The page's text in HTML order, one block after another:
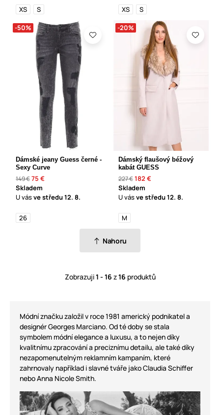
XS S XS S
-50%
Dámské jeany Guess černé -
Sexy Curve
149 €75 €
Skladem
U vásve středu12. 8.
26
-20%
Dámský flaušový béžový
kabát GUESS
227 €182 €
Skladem
U vásve středu12. 8.
M
Nahoru
Zobrazuji1 - 16 z16 produktů
Módní značku založil v roce 1981 americký podnikatel a
designér Georges Marciano. Od té doby se stala
symbolem módní elegance a luxusu, a to nejen díky
kvalitnímu zpracování a preciznímu detailu, ale také díky
nezapomenutelným reklamním kampaním, které
zahrnovaly například i slavné tváře jako Claudia Schiffer
nebo Anna Nicole Smith.